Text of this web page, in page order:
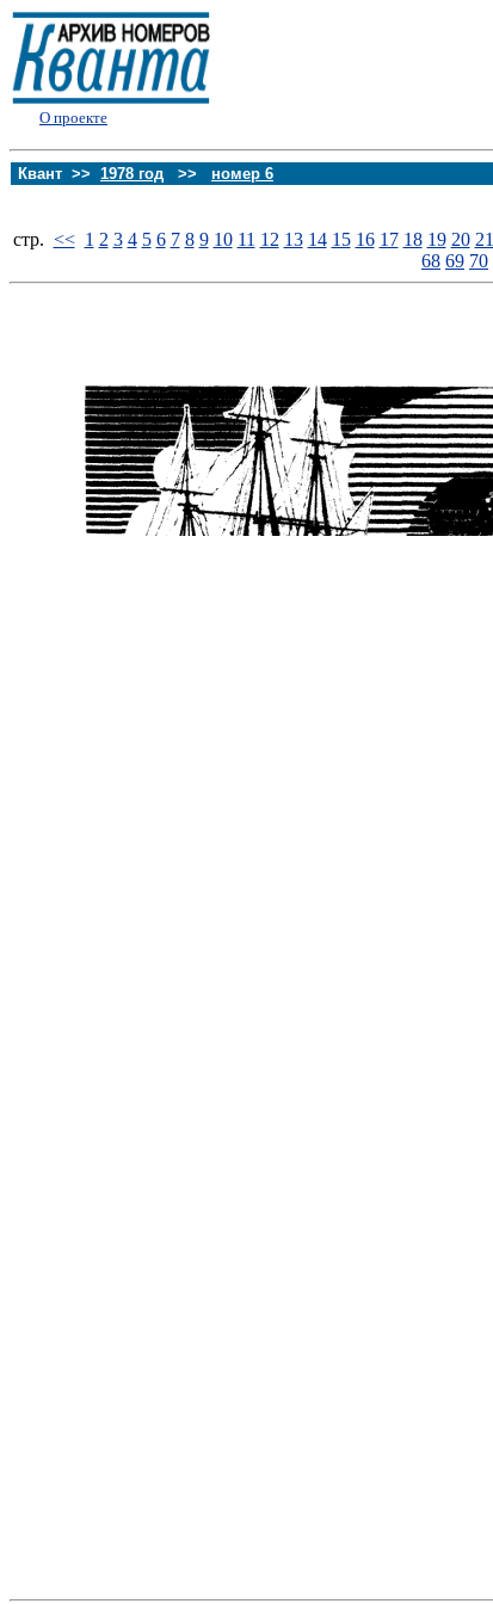
О проекте
Квант >> 1978 год >> номер 6
стp. << 1 2 3 4 5 6 7 8 9 10 11 12 13 14 15 16 17 18 19 20 21
68 69 70